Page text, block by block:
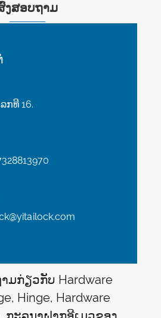
ງສອບຖາມ
ກທີ 16.
ມກ່ຽວກັບ Hardware
Hinge, Hardware